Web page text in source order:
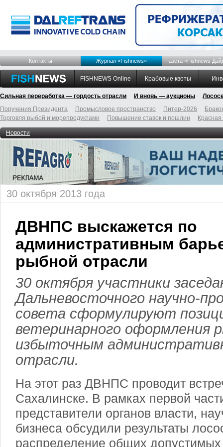
Контакты Журнал «Fishnews» Газета «Fishnews
FISHNEWS Online Крабовые квоты
Сильная переработка — гордость отрасли И вновь — аукционы
Поручения Президента
Промысловое пространство Питер-2026
Торговля рыбой и морепродуктами
Повышение ставок и пошлин
Новости
30 октября 2013 года
ДВНПС выскажется по
административным
рыбной отрасли
30 октября участники
Дальневосточного научно-
совета сформулируют
ветеринарного оформления
избыточным
отрасли.
На этот раз ДВНПС проводит
Сахалинске. В рамках первой
представители органов власти,
бизнеса обсудили результаты
распределение общих